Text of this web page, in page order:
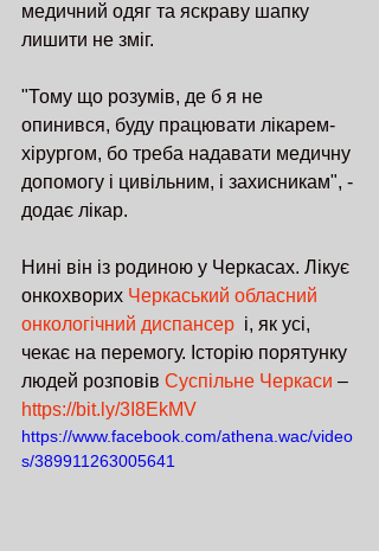
медичний одяг та яскраву шапку
лишити не зміг.
"Тому що розумів, де б я не
опинився, буду працювати лікарем-
хірургом, бо треба надавати медичну
допомогу і цивільним, і захисникам", -
додає лікар.
Нині він із родиною у Черкасах. Лікує
онкохворих Черкаський обласний
онкологічний диспансер
  і, як усі,
чекає на перемогу. Історію порятунку
людей розповів Суспільне Черкаси –
https://bit.ly/3I8EkMV
https://www.facebook.com/athena.wac/video
s/389911263005641